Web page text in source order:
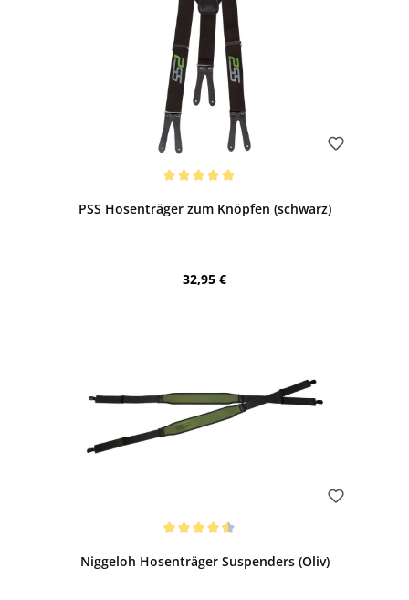
PSS Hosenträger zum Knöpfen (schwarz)
Regulärer Preis:
32,95 €
Niggeloh Hosenträger Suspenders (Oliv)